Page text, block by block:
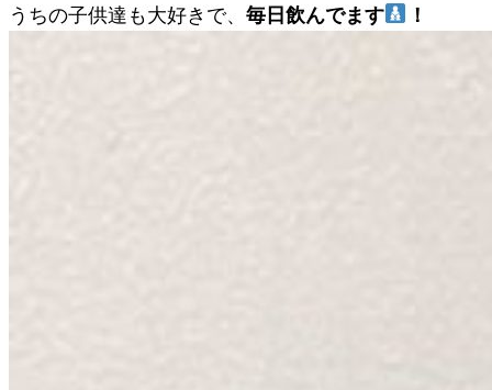
うちの子供達も大好きで、 毎日飲んでます ！